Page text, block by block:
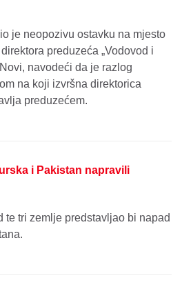
je neopozivu ostavku na mjesto
preduzeća „Vodovod i
navodeći da je razlog
na koji izvršna direktorica
preduzećem.
i Pakistan napravili
te tri zemlje predstavljao bi napad